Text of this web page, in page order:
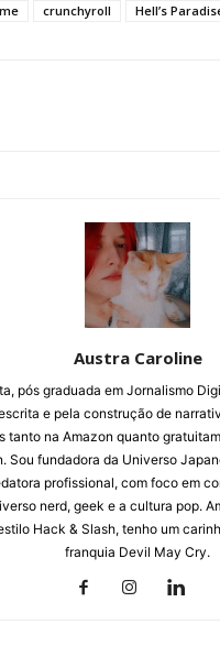
crunchyroll Hell’s
Austra Caroline
pós graduada em Jornalismo
e pela construção de
tanto na Amazon quanto
Sou fundadora da Universo
profissional, com foco em
nerd, geek e a cultura pop.
Hack & Slash, tenho um
franquia Devil May Cry.